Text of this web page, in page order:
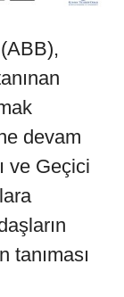
devam
ve Geçici
tanıması